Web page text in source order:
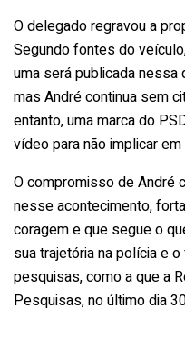
O delegado regravou a
Segundo fontes do
uma será publicada
mas André continua sem
entanto, uma marca do
vídeo para não implicar
O compromisso de André
nesse acontecimento,
coragem e que segue o
sua trajetória na polícia e
pesquisas, como a que a
Pesquisas, no último dia